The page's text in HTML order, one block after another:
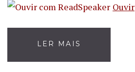
Ouvir
LER MAIS